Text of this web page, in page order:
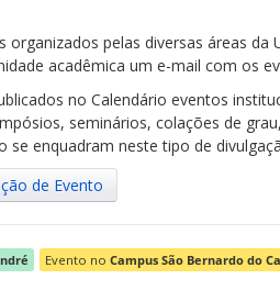
organizados pelas diversas áreas
acadêmica um e-mail com os
no Calendário eventos
seminários, colações de
se enquadram neste tipo de
de Evento
Evento no Campus São Bernardo do